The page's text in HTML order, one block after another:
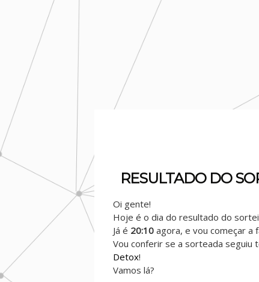
RESULTADO DO
Oi gente!
Hoje é o dia do resultado do
Já é 20:10 agora, e vou começar
Vou conferir se a sorteada seguiu
Detox!
Vamos lá?